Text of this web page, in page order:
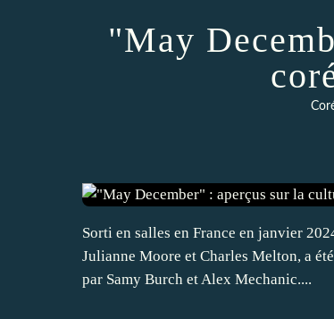
"May
Sorti en salles en France en janvier
Julianne Moore et Charles Melton, a
par Samy Burch et Alex Mechanic....